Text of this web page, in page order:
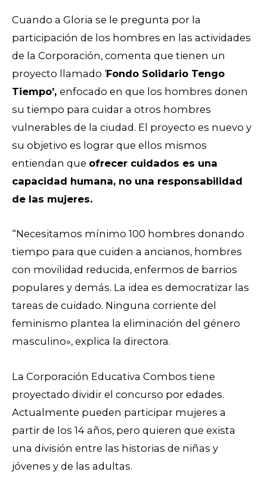
Cuando a Gloria se le pregunta por la
participación de los hombres en las actividades
de la Corporación, comenta que tienen un
proyecto llamado ‘Fondo Solidario Tengo
Tiempo’, enfocado en que los hombres donen
su tiempo para cuidar a otros hombres
vulnerables de la ciudad. El proyecto es nuevo y
su objetivo es lograr que ellos mismos
entiendan que ofrecer cuidados es una
capacidad humana, no una responsabilidad
de las mujeres.
“Necesitamos mínimo 100 hombres donando
tiempo para que cuiden a ancianos, hombres
con movilidad reducida, enfermos de barrios
populares y demás. La idea es democratizar las
tareas de cuidado. Ninguna corriente del
feminismo plantea la eliminación del género
masculino», explica la directora.
La Corporación Educativa Combos tiene
proyectado dividir el concurso por edades.
Actualmente pueden participar mujeres a
partir de los 14 años, pero quieren que exista
una división entre las historias de niñas y
jóvenes y de las adultas.